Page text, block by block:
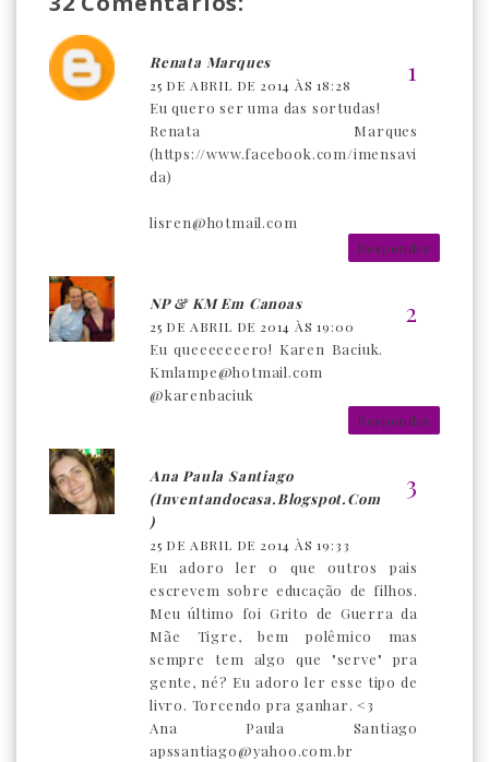
Renata Marques
25 DE ABRIL DE 2014 ÀS 18:28
Eu quero ser uma das sortudas!
Renata Marques
(https://www.facebook.com/imensavi
da)
lisren@hotmail.com
Responder
NP & KM Em Canoas
25 DE ABRIL DE 2014 ÀS 19:00
Eu queeeeeeero! Karen Baciuk.
Kmlampe@hotmail.com
@karenbaciuk
Responder
Ana Paula Santiago
(inventandocasa.blogspot.com
)
25 DE ABRIL DE 2014 ÀS 19:33
Eu adoro ler o que outros pais
escrevem sobre educação de filhos.
Meu último foi Grito de Guerra da
Mãe Tigre, bem polêmico mas
sempre tem algo que "serve" pra
gente, né? Eu adoro ler esse tipo de
livro. Torcendo pra ganhar. <3
Ana Paula Santiago
apssantiago@yahoo.com.br